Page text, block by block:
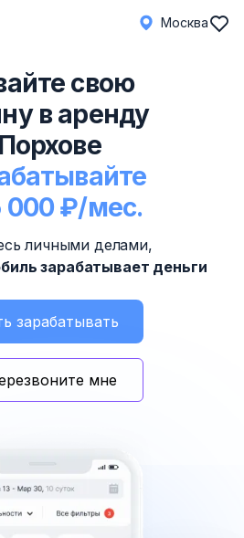
Москва
свою
в аренду
000 ₽/мес.
личными делами,
зарабатывает деньги
зарабатывать
мне